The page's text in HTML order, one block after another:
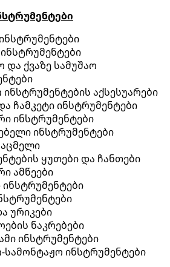
და ქვაზე სამუშაო
აქსესუარები
ჩამკეტი ინსტრუმენტები
ინსტრუმენტები
ინსტრუმენტები
ყუთები და ჩანთები
ამწეები
ინსტრუმენტები
ურიკები
ნაკრებები
ინსტრუმენტები
ინსტრუმენტები